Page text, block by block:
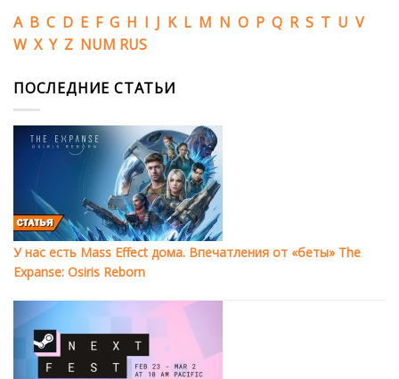
A B C D E F G H I J K L M N O P Q R S T U V
W X Y Z NUM RUS
ПОСЛЕДНИЕ СТАТЬИ
У нас есть Mass Effect дома. Впечатления от «беты» The
Expanse: Osiris Reborn